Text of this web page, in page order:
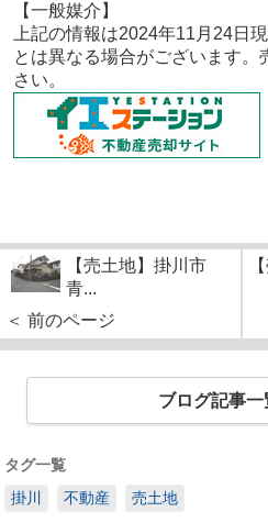
【一般媒介 】
上記の情報は2024年11月24日
とは異なる場合がございます
さい。
【売土地】掛川市
青...
＜ 前のページ
ブログ記事一
タグ一覧
掛川
不動産 売土地